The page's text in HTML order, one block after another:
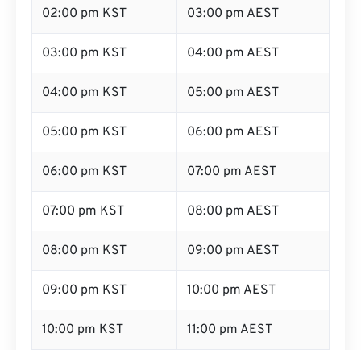
02:00 pm KST 03:00 pm AEST
03:00 pm KST 04:00 pm AEST
04:00 pm KST 05:00 pm AEST
05:00 pm KST 06:00 pm AEST
06:00 pm KST 07:00 pm AEST
07:00 pm KST 08:00 pm AEST
08:00 pm KST 09:00 pm AEST
09:00 pm KST 10:00 pm AEST
10:00 pm KST 11:00 pm AEST